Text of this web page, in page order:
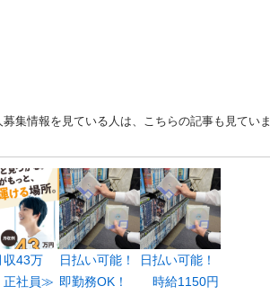
集情報を見ている人は、こちらの記事も見ていま
43万
正社員≫
日払い可能！
即勤務OK！
日払い可能！
時給1150円